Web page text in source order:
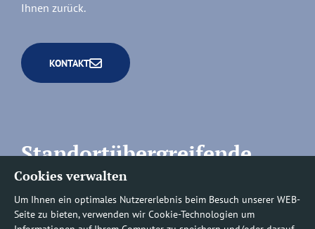
Cookies verwalten
Um Ihnen ein optimales Nutzererlebnis beim Besuch unserer WEB-
Seite zu bieten, verwenden wir Cookie-Technologien um
Ihnen zurück.
KONTAKT
Standortübergreifende
Rufnummern